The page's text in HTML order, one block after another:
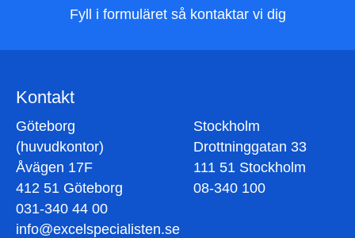
Fyll i formuläret så kontaktar vi dig
Kontakt
Göteborg
(huvudkontor)
Åvägen 17F
412 51 Göteborg
031-340 44 00
info@excelspecialisten.se
Stockholm
Drottninggatan 33
111 51 Stockholm
08-340 100